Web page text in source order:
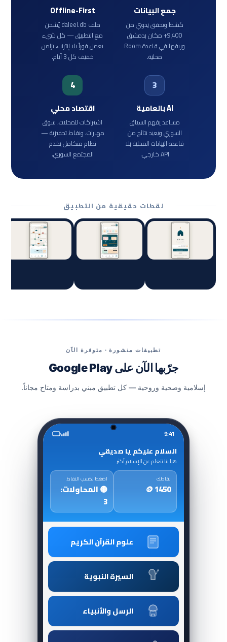
جمع البيانات
كشط وتحقق يدوي من
9٬400+ مكان بدمشق
وريفها في قاعدة Room
محلية.
Offline-First
ملف daleel.db يُشحن
مع التطبيق — كل شيء
يعمل فوراً بلا إنترنت، تزامن
خفيف كل 3 أيام.
3
AI بالعامية
مساعد يفهم السياق
السوري ويعيد نتائج من
قاعدة البيانات المحلية بلا
API خارجي.
4
اقتصاد محلي
اشتراكات للمحلات، سوق
مهارات، ونقاط تحفيزية —
نظام متكامل يخدم
المجتمع السوري.
لقطات حقيقية من التطبيق
تطبيقات منشورة · متوفرة الآن
جرّبها الآن على Google Play
إسلامية وصحية وروحية — كل تطبيق مبني بدراسة ومتاح مجاناً.
9:41
السلام عليكم يا صديقي
هيا بنا نتعلم عن الإسلام أكثر
نقاطك
🪙 1450
اضغط لكسب النقاط
🟡 المحاولات:
3
علوم القرآن الكريم
السيرة النبوية
الرسل والأنبياء